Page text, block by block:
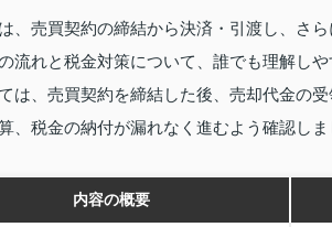
、売買契約の締結から決済・引渡し、さ
流れと税金対策について、誰でも理解しや
は、売買契約を締結した後、売却代金の
、税金の納付が漏れなく進むよう確認しま
内容の概要